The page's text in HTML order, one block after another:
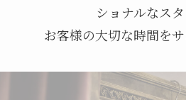
ショナルなス
お客様の大切な時間を